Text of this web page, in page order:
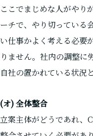
ここでまじめな人がやり
ーチで、やり切っている
い仕事かよく考える必要
りません。社内の調整に
自社の置かれている状況
(オ) 全体整合
立案主体がどうであれ、